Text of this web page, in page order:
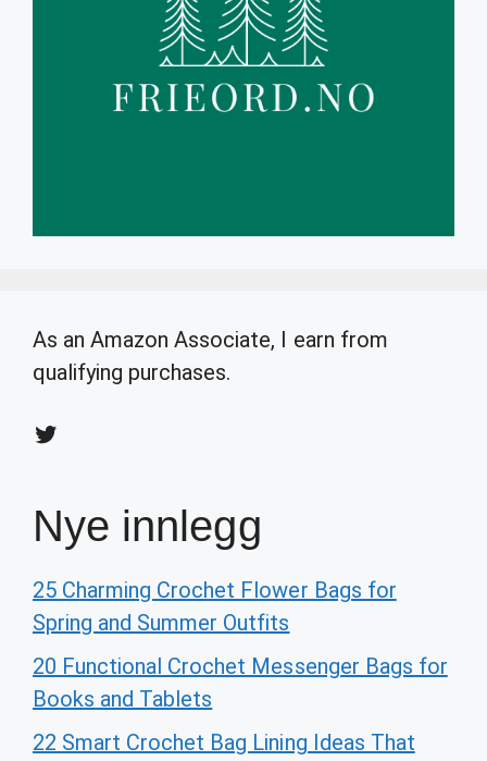
As an Amazon Associate, I earn from
qualifying purchases.
Twitter
Nye innlegg
25 Charming Crochet Flower Bags for
Spring and Summer Outfits
20 Functional Crochet Messenger Bags for
Books and Tablets
22 Smart Crochet Bag Lining Ideas That